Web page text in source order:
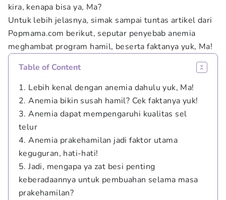
kira, kenapa bisa ya, Ma?
Untuk lebih jelasnya, simak sampai tuntas artikel dari
Popmama.com berikut, seputar penyebab anemia
meghambat program hamil, beserta faktanya yuk, Ma!
Table of Content
1. Lebih kenal dengan anemia dahulu yuk, Ma!
2. Anemia bikin susah hamil? Cek faktanya yuk!
3. Anemia dapat mempengaruhi kualitas sel
telur
4. Anemia prakehamilan jadi faktor utama
keguguran, hati-hati!
5. Jadi, mengapa ya zat besi penting
keberadaannya untuk pembuahan selama masa
prakehamilan?